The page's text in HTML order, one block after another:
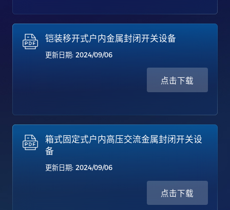
铠装移开式户内金属封闭开关设备
更新日期: 2024/09/06
点击下载
箱式固定式户内高压交流金属封闭开关设
备
更新日期: 2024/09/06
点击下载